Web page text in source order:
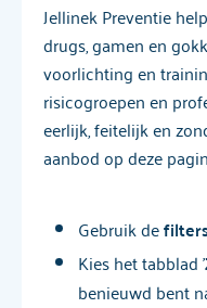
Jellinek Preventie
drugs, gamen en
voorlichting en
risicogroepen en
eerlijk, feitelijk en
aanbod op deze
Gebruik de
Kies het tabblad '
benieuwd bent